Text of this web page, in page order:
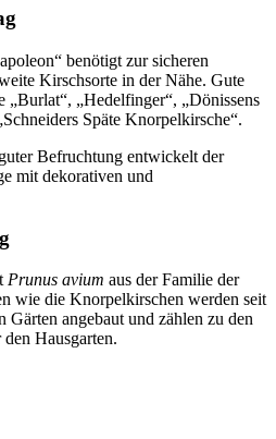
benötigt zur sicheren
Kirschsorte in der Nähe. Gute
„Burlat“, „Hedelfinger“, „Dönissens
Späte Knorpelkirsche“.
Befruchtung entwickelt der
mit dekorativen und
Prunus avium aus der Familie der
wie die Knorpelkirschen werden seit
Gärten angebaut und zählen zu den
Hausgarten.